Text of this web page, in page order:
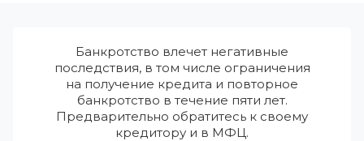
Банкротство влечет негативные
последствия, в том числе ограничения
на получение кредита и повторное
банкротство в течение пяти лет.
Предварительно обратитесь к своему
кредитору и в МФЦ.